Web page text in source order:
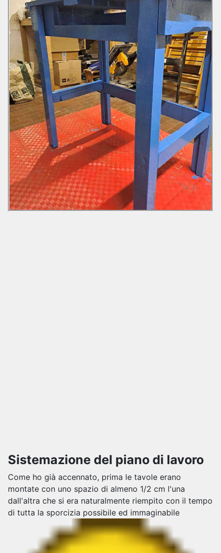
Sistemazione del piano di lavoro
Come ho già accennato, prima le tavole erano
montate con uno spazio di almeno 1/2 cm l'una
dall'altra che si era naturalmente riempito con il tempo
di tutta la sporcizia possibile ed immaginabile